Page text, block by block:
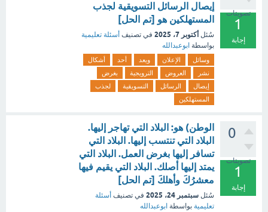
تصويتات
1
إجابة
إيصال الرسائل التسويقية لجذب
المستهلكين هو [تم الحل]
سُئل أكتوبر 7، 2025 في تصنيف أسئلة تعليمية
بواسطة ابوعبدالله
وسائل الإعلان ويعد أحد
أشكال
نشر
العروض الترويجية
بغرض
إيصال
الرسائل التسويقية
لجذب
المستهلكين
0
تصويتات
1
إجابة
الوطن) هو: البلاد التي تهاجر إليها.
البلاد التي تنتسب إليها. البلاد التي
تسافر إليها بغرض العمل. البلاد التي
يمتد إليها أصلك. البلاد التي يقيم فيها
معشرُكَ وأهلكَ [تم الحل]
سُئل سبتمبر 24، 2025 في تصنيف أسئلة
تعليمية بواسطة ابوعبدالله